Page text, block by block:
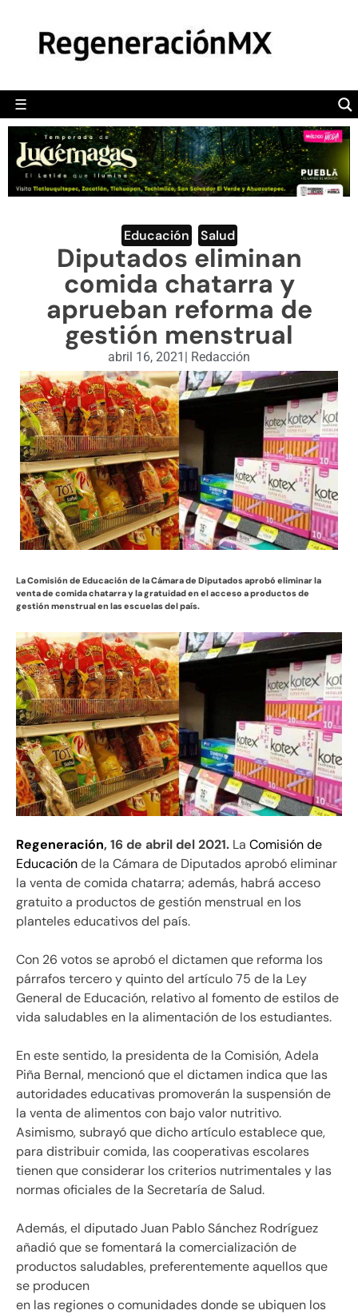
☰
POLÍTICA
CAMALEÓN
OPINIÓN
DEPORTES
ENGLISH SECTION
VIDEOS
Educación Salud
Diputados eliminan
comida chatarra y
aprueban reforma de
gestión menstrual
abril 16, 2021 | Redacción
La Comisión de Educación de la Cámara de Diputados aprobó eliminar la
venta de comida chatarra y la gratuidad en el acceso a productos de
gestión menstrual en las escuelas del país.
Regeneración, 16 de abril del 2021. La Comisión de
Educaciónde la Cámara de Diputados aprobó eliminar
la venta de comida chatarra; además, habrá acceso
gratuito a productos de gestión menstrual en los
planteles educativos del país.
Con 26 votos se aprobó el dictamen que reforma los
párrafos tercero y quinto del artículo 75 de la Ley
General de Educación, relativo al fomento de estilos de
vida saludables en la alimentación de los estudiantes.
En este sentido, la presidenta de la Comisión, Adela
Piña Bernal, mencionó que el dictamen indica que las
autoridades educativas promoverán la suspensión de
la venta de alimentos con bajo valor nutritivo.
Asimismo, subrayó que dicho artículo establece que,
para distribuir comida, las cooperativas escolares
tienen que considerar los criterios nutrimentales y las
normas oficiales de la Secretaría de Salud.
Además, el diputado Juan Pablo Sánchez Rodríguez
añadió que se fomentará la comercialización de
productos saludables, preferentemente aquellos que
se producen
en las regiones o comunidades donde se ubiquen los